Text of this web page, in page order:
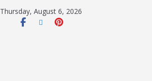
Thursday, August 6, 2026